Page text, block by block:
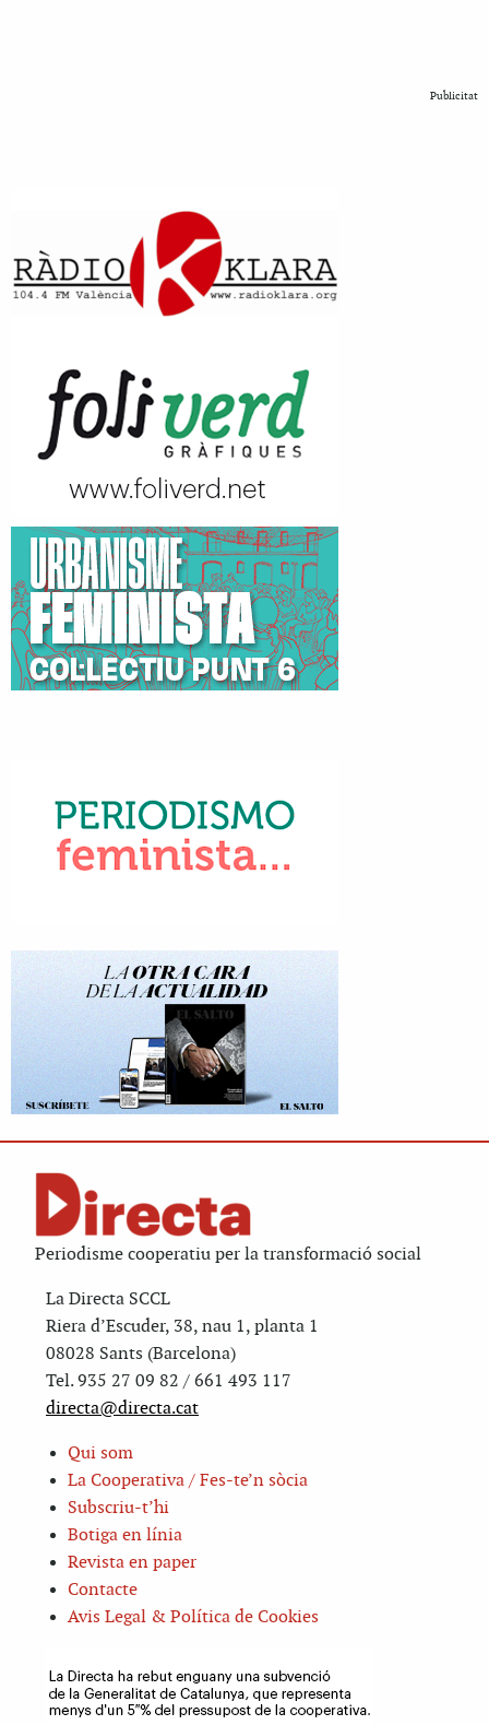
Publicitat
Periodisme cooperatiu per la transformació social
La Directa SCCL
Riera d’Escuder, 38, nau 1, planta 1
08028 Sants (Barcelona)
Tel. 935 27 09 82 / 661 493 117
directa@directa.cat
Qui som
La Cooperativa / Fes-te’n sòcia
Subscriu-t’hi
Botiga en línia
Revista en paper
Contacte
Avis Legal & Política de Cookies